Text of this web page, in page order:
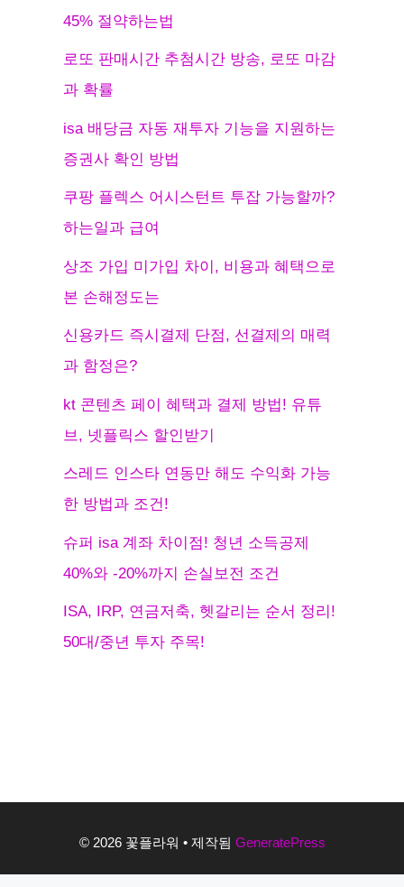
45% 절약하는법
로또 판매시간 추첨시간 방송, 로또 마감
과 확률
isa 배당금 자동 재투자 기능을 지원하는
증권사 확인 방법
쿠팡 플렉스 어시스턴트 투잡 가능할까?
하는일과 급여
상조 가입 미가입 차이, 비용과 혜택으로
본 손해정도는
신용카드 즉시결제 단점, 선결제의 매력
과 함정은?
kt 콘텐츠 페이 혜택과 결제 방법! 유튜
브, 넷플릭스 할인받기
스레드 인스타 연동만 해도 수익화 가능
한 방법과 조건!
슈퍼 isa 계좌 차이점! 청년 소득공제
40%와 -20%까지 손실보전 조건
ISA, IRP, 연금저축, 헷갈리는 순서 정리!
50대/중년 투자 주목!
© 2026 꽃플라워 • 제작됨 GeneratePress